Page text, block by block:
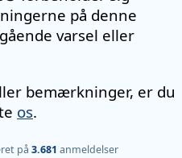
på denne
varsel eller
bemærkninger, er du
os.
på 3.681 anmeldelser